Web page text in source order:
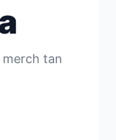
merch tan